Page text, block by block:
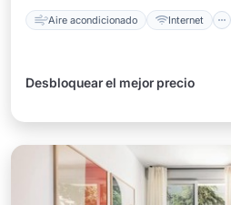
Aire acondicionado Internet
Desbloquear el mejor precio